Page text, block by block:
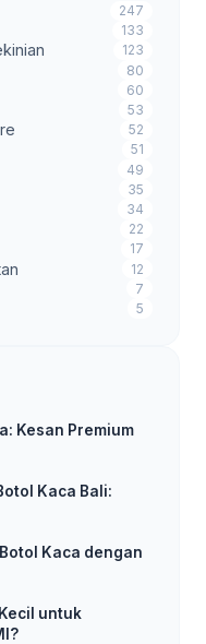
247
133
123
80
60
53
52
51
49
35
34
22
17
12
7
5
Kesan Premium
Kaca Bali:
Kaca dengan
untuk